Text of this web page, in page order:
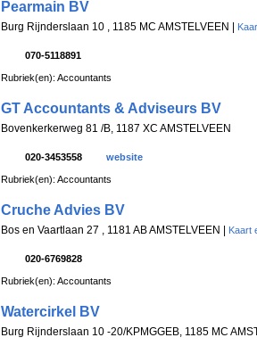
Pearmain BV
Burg Rijnderslaan 10 , 1185 MC AMSTELVEEN |
070-5118891
Rubriek(en): Accountants
GT Accountants & Adviseurs BV
Bovenkerkerweg 81 /B, 1187 XC AMSTELVEEN
020-3453558 website
Rubriek(en): Accountants
Cruche Advies BV
Bos en Vaartlaan 27 , 1181 AB AMSTELVEEN | Kaart
020-6769828
Rubriek(en): Accountants
Watercirkel BV
Burg Rijnderslaan 10 -20/KPMGGEB, 1185 MC